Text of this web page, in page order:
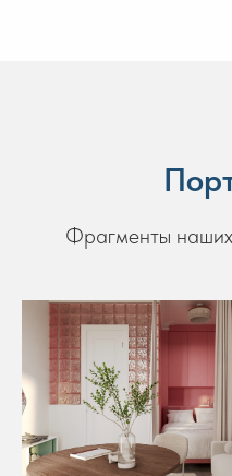
Фрагменты